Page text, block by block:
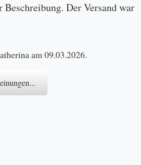
Beschreibung. Der Versand war
am 09.03.2026.